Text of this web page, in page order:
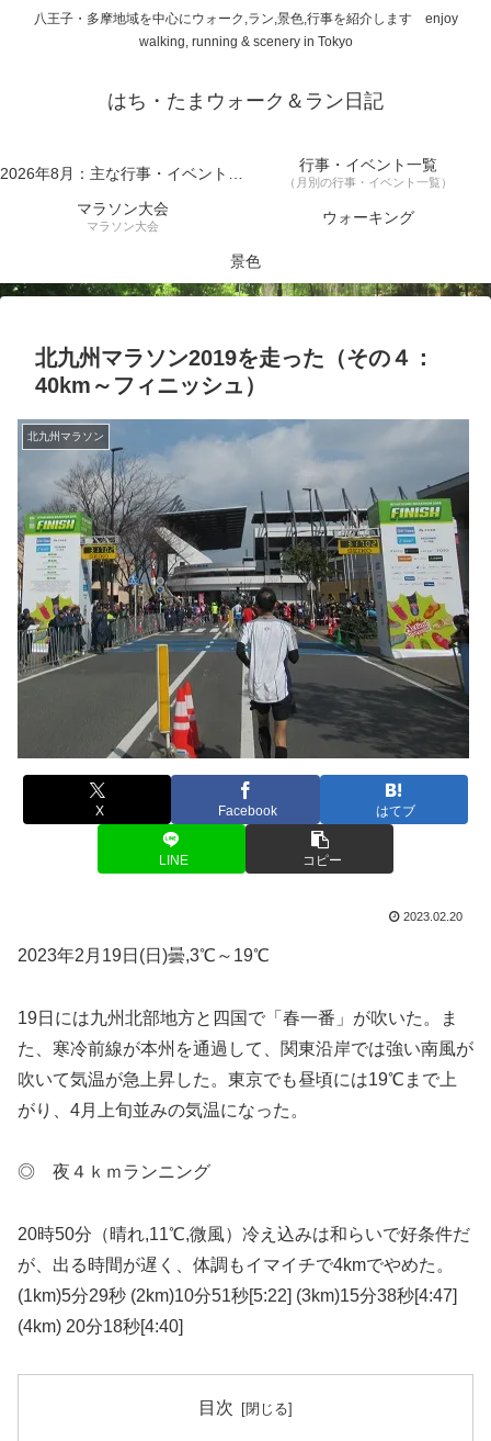
八王子・多摩地域を中心にウォーク,ラン,景色,行事を紹介します enjoy
walking, running & scenery in Tokyo
はち・たまウォーク＆ラン日記
2026年8月：主な行事・イベント一覧 行事・イベント一覧
（月別の行事・イベント一覧）
マラソン大会
マラソン大会 ウォーキング
景色
北九州マラソン2019を走った（その４：
40km～フィニッシュ）
北九州マラソン
X Facebook はてブ
LINE コピー
2023.02.20
2023年2月19日(日)曇,3℃～19℃
19日には九州北部地方と四国で「春一番」が吹いた。ま
た、寒冷前線が本州を通過して、関東沿岸では強い南風が
吹いて気温が急上昇した。東京でも昼頃には19℃まで上
がり、4月上旬並みの気温になった。
◎ 夜４ｋｍランニング
20時50分（晴れ,11℃,微風）冷え込みは和らいで好条件だ
が、出る時間が遅く、体調もイマイチで4kmでやめた。
(1km)5分29秒 (2km)10分51秒[5:22] (3km)15分38秒[4:47]
(4km) 20分18秒[4:40]
目次